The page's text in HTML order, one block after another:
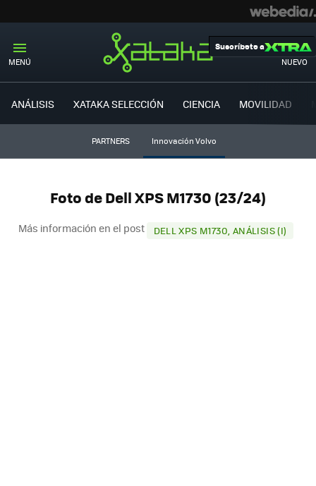
MENÚ NUEVO
Suscríbete a
ANÁLISIS XATAKA SELECCIÓN CIENCIA MOVILIDAD
PARTNERS Innovación Volvo
Foto de Dell XPS M1730 (23/24)
Más información en el post DELL XPS M1730, ANÁLISIS (I)